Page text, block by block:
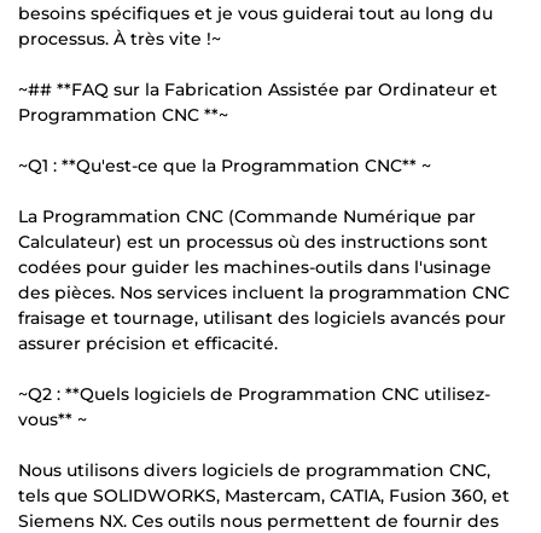
besoins spécifiques et je vous guiderai tout au long du
processus. À très vite !~
~## **FAQ sur la Fabrication Assistée par Ordinateur et
Programmation CNC **~
~Q1 : **Qu'est-ce que la Programmation CNC** ~
La Programmation CNC (Commande Numérique par
Calculateur) est un processus où des instructions sont
codées pour guider les machines-outils dans l'usinage
des pièces. Nos services incluent la programmation CNC
fraisage et tournage, utilisant des logiciels avancés pour
assurer précision et efficacité.
~Q2 : **Quels logiciels de Programmation CNC utilisez-
vous** ~
Nous utilisons divers logiciels de programmation CNC,
tels que SOLIDWORKS, Mastercam, CATIA, Fusion 360, et
Siemens NX. Ces outils nous permettent de fournir des